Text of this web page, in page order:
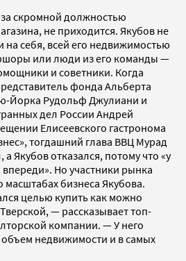
скромной должностью
не приходится. Якубов не
на себя, всей его недвижимостью
или люди из его команды —
и советники. Когда
фонда Альберта
Йорка Рудольф Джулиани и
дел России Андрей
Елисеевского гастронома
тогдашний глава ВВЦ Мурад
Якубов отказался, потому что «у
Но участники рынка
бизнеса Якубова.
целью купить как можно
— рассказывает топ-
компании. — У него
недвижимости и в самых